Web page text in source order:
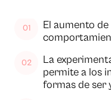
El aumento
La
permite a los
formas de ser